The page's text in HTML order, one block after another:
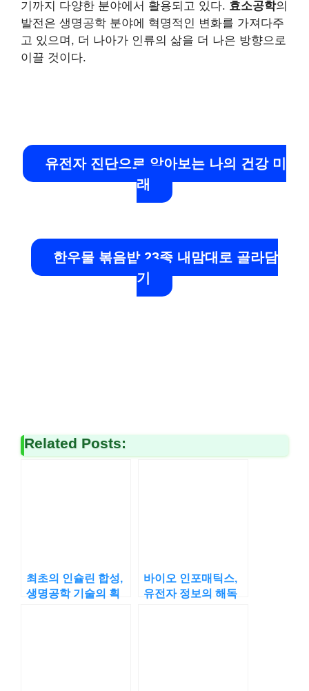
기까지 다양한 분야에서 활용되고 있다. 효소공학의
발전은 생명공학 분야에 혁명적인 변화를 가져다주
고 있으며, 더 나아가 인류의 삶을 더 나은 방향으로
이끌 것이다.
유전자 진단으로 알아보는 나의 건강 미
래
한우물 볶음밥 23종 내맘대로 골라담
기
Related Posts:
최초의 인슐린 합성,
생명공학 기술의 획
바이오 인포매틱스,
유전자 정보의 해독